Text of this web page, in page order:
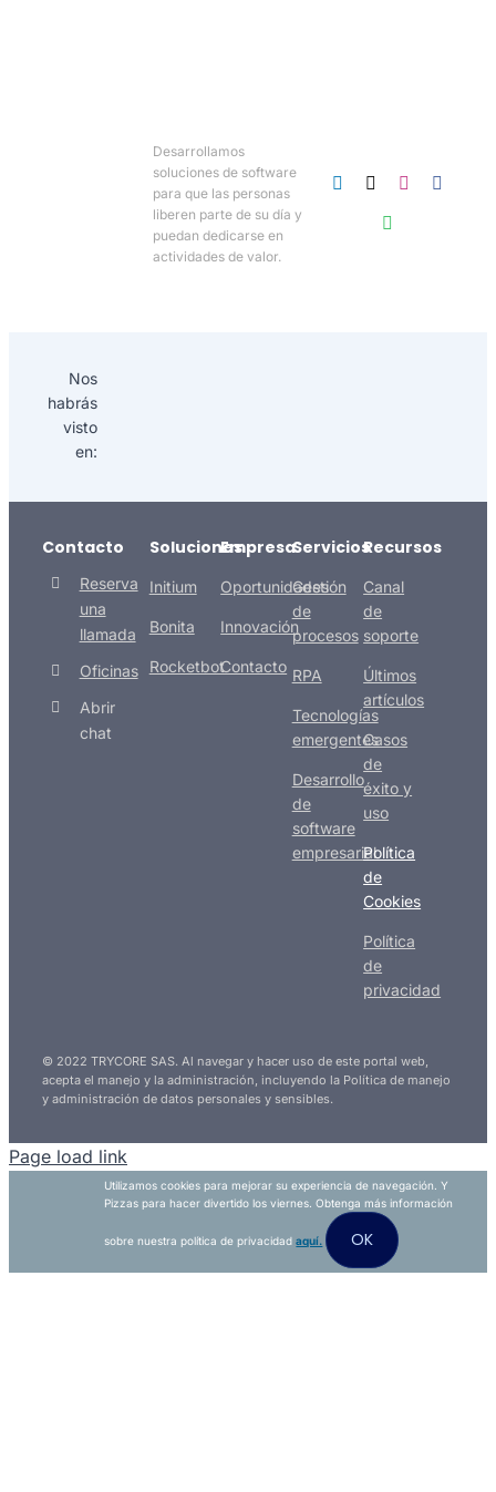
Desarrollamos
soluciones de software
para que las personas
liberen parte de su día y
puedan dedicarse en
actividades de valor.
Nos
habrás
visto
en:
Contacto
Reserva
una
llamada
Oficinas
Abrir
chat
Soluciones
Initium
Bonita
Rocketbot
Empresa
Oportunidades
Innovación
Contacto
Servicios
Gestión
de
procesos
RPA
Tecnologías
emergentes
Desarrollo
de
software
empresarial
Recursos
Canal
de
soporte
Últimos
artículos
Casos
de
éxito y
uso
Política
de
Cookies
Política
de
privacidad
© 2022 TRYCORE SAS. Al navegar y hacer uso de este portal web,
acepta el manejo y la administración, incluyendo la Política de manejo
y administración de datos personales y sensibles.
Page load link
Utilizamos cookies para mejorar su experiencia de navegación. Y
Pizzas para hacer divertido los viernes. Obtenga más información
sobre nuestra política de privacidadaquí. OK